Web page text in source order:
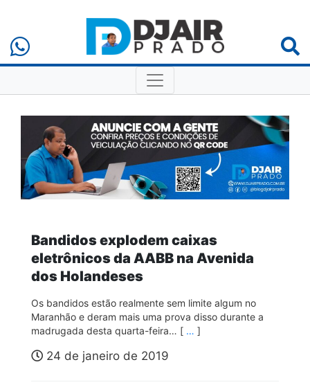
Bandidos explodem caixas
eletrônicos da AABB na Avenida
dos Holandeses
Os bandidos estão realmente sem limite algum no
Maranhão e deram mais uma prova disso durante a
madrugada desta quarta-feira… [ … ]
24 de janeiro de 2019